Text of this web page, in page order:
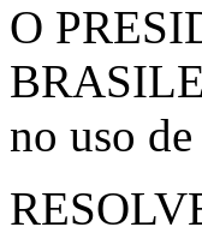
O
no uso